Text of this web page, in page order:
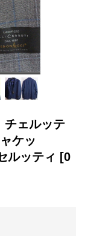
チェルッテ
ケッ
ルッティ [0